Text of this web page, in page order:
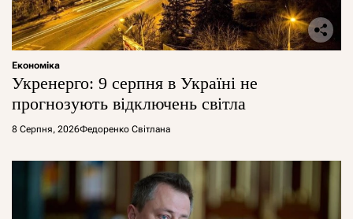
Економіка
Укренерго: 9 серпня в Україні не
прогнозують відключень світла
8 Серпня, 2026Федоренко Світлана